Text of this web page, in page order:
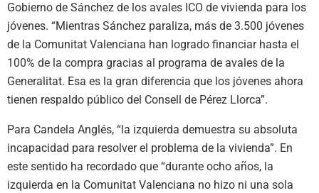
Gobierno de Sánchez de los avales ICO de vivienda para los
jóvenes. “Mientras Sánchez paraliza, más de 3.500 jóvenes
de la Comunitat Valenciana han logrado financiar hasta el
100% de la compra gracias al programa de avales de la
Generalitat. Esa es la gran diferencia que los jóvenes ahora
tienen respaldo público del Consell de Pérez Llorca”.
Para Candela Anglés, “la izquierda demuestra su absoluta
incapacidad para resolver el problema de la vivienda”. En
este sentido ha recordado que “durante ocho años, la
izquierda en la Comunitat Valenciana no hizo ni una sola